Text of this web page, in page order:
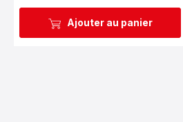
Ajouter au panier